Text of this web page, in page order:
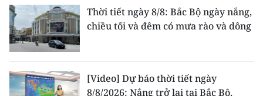
Thời tiết ngày 8/8: Bắc Bộ ngày nắng,
chiều tối và đêm có mưa rào và dông
[Video] Dự báo thời tiết ngày
8/8/2026: Nắng trở lại tại Bắc Bộ,